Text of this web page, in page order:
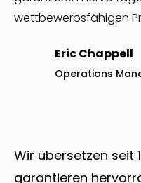
wettbewerbsfähigen
Eric Chappell
Operations
Wir übersetzen seit
garantieren